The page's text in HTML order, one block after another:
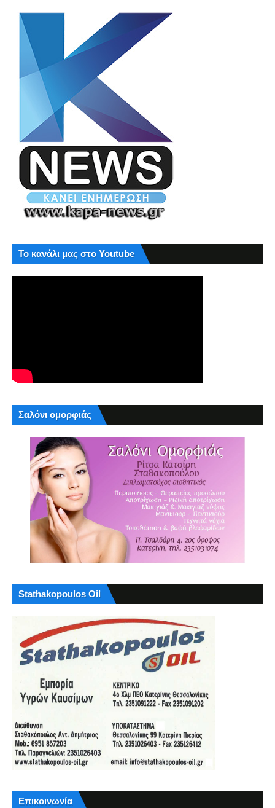
Το κανάλι μας στο Youtube
Σαλόνι ομορφιάς
Stathakopoulos Oil
Επικοινωνία